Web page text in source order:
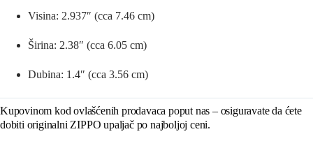
Visina: 2.937″ (cca 7.46 cm)
Širina: 2.38″ (cca 6.05 cm)
Dubina: 1.4″ (cca 3.56 cm)
Kupovinom kod ovlašćenih prodavaca poput nas – osiguravate da ćete
dobiti originalni ZIPPO upaljač po najboljoj ceni.